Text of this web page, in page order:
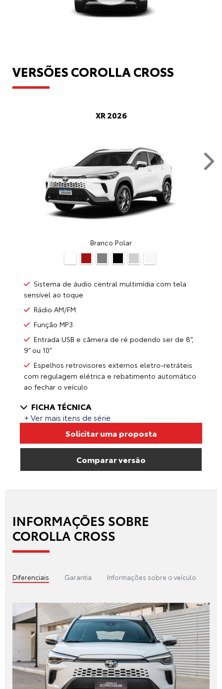
VERSÕES COROLLA CROSS
XR 2026
Branco Polar
Sistema de áudio central multimídia com tela
sensível ao toque
Rádio AM/FM
Função MP3
Entrada USB e câmera de ré podendo ser de 8”,
9” ou 10”
Espelhos retrovisores externos eletro-retráteis
com regulagem elétrica e rebatimento automático
ao fechar o veículo
+ Ver mais itens de série
FICHA TÉCNICA
Solicitar uma proposta
Comparar versão
INFORMAÇÕES SOBRE
COROLLA CROSS
Diferenciais Garantia Informações sobre o veículo